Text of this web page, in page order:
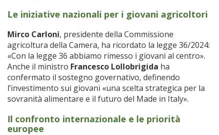
Le iniziative nazionali per i giovani agricoltori
Mirco Carloni, presidente della Commissione
agricoltura della Camera, ha ricordato la legge 36/2024:
«Con la legge 36 abbiamo rimesso i giovani al centro».
Anche il ministro Francesco Lollobrigida ha
confermato il sostegno governativo, definendo
l’investimento sui giovani «una scelta strategica per la
sovranità alimentare e il futuro del Made in Italy».
Il confronto internazionale e le priorità
europee